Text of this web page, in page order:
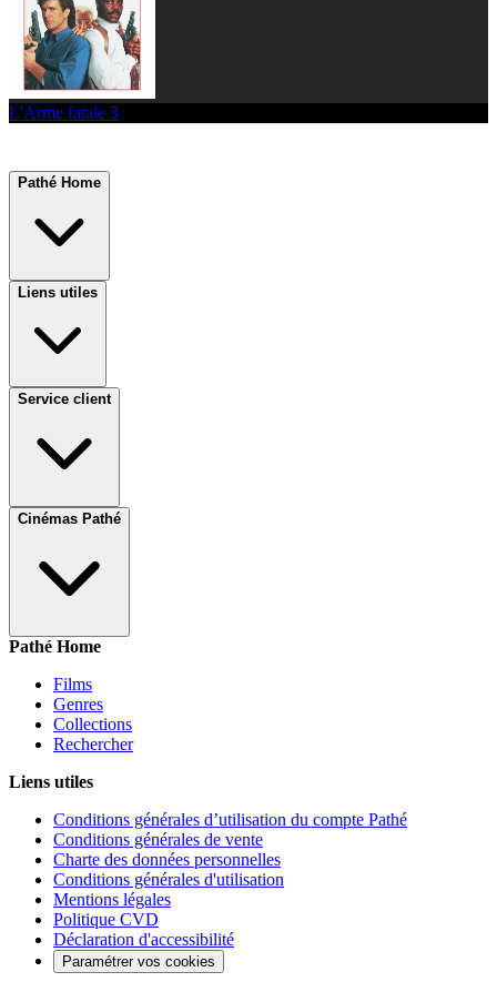
L'Arme fatale 3
Pathé Home
Liens utiles
Service client
Cinémas Pathé
Pathé Home
Films
Genres
Collections
Rechercher
Liens utiles
Conditions générales d’utilisation du compte Pathé
Conditions générales de vente
Charte des données personnelles
Conditions générales d'utilisation
Mentions légales
Politique CVD
Déclaration d'accessibilité
Paramétrer vos cookies